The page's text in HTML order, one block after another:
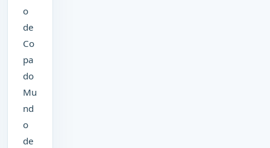
o
de
Co
pa
do
Mu
nd
o
de